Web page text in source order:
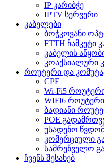
IP კარიბჭე
IPTV სერვერი
კაბელები
ბოჭკოვანი
FTTH ჩამკეტი
კაბელის
კოაქსიალური
როუტერი და
CPE
Wi-Fi5
WIFI6 როუტერი
ბადიანი
POE
უსადენო
კომერციული
სამრეწველო
ჩვენს შესახებ